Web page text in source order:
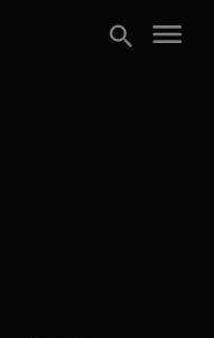
search menu